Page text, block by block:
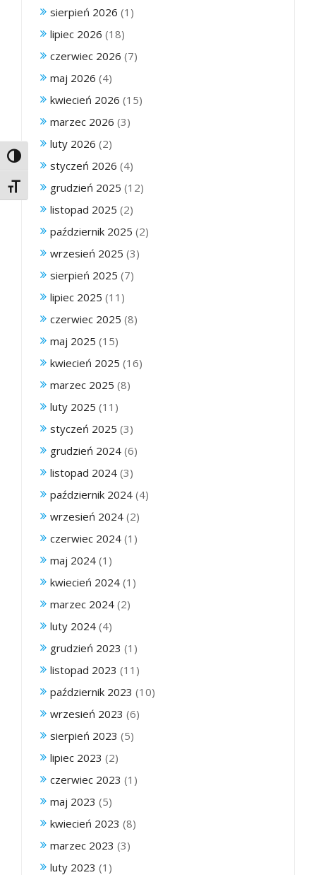
Toggle High Contrast
Toggle Font size
sierpień 2026 (1)
lipiec 2026 (18)
czerwiec 2026 (7)
maj 2026 (4)
kwiecień 2026 (15)
marzec 2026 (3)
luty 2026 (2)
styczeń 2026 (4)
grudzień 2025 (12)
listopad 2025 (2)
październik 2025 (2)
wrzesień 2025 (3)
sierpień 2025 (7)
lipiec 2025 (11)
czerwiec 2025 (8)
maj 2025 (15)
kwiecień 2025 (16)
marzec 2025 (8)
luty 2025 (11)
styczeń 2025 (3)
grudzień 2024 (6)
listopad 2024 (3)
październik 2024 (4)
wrzesień 2024 (2)
czerwiec 2024 (1)
maj 2024 (1)
kwiecień 2024 (1)
marzec 2024 (2)
luty 2024 (4)
grudzień 2023 (1)
listopad 2023 (11)
październik 2023 (10)
wrzesień 2023 (6)
sierpień 2023 (5)
lipiec 2023 (2)
czerwiec 2023 (1)
maj 2023 (5)
kwiecień 2023 (8)
marzec 2023 (3)
luty 2023 (1)